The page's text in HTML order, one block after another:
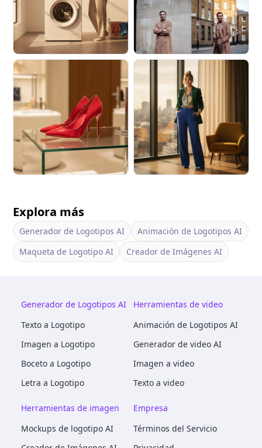
Explora más
Generador de Logotipos AI
Animación de Logotipos AI
Maqueta de Logotipo AI
Creador de Imágenes AI
Generador de Logotipos AI
Texto a Logotipo
Imagen a Logotipo
Boceto a Logotipo
Letra a Logotipo
Herramientas de video
Animación de Logotipos AI
Generador de video AI
Imagen a video
Texto a video
Herramientas de imagen
Mockups de logotipo AI
Empresa
Términos del Servicio